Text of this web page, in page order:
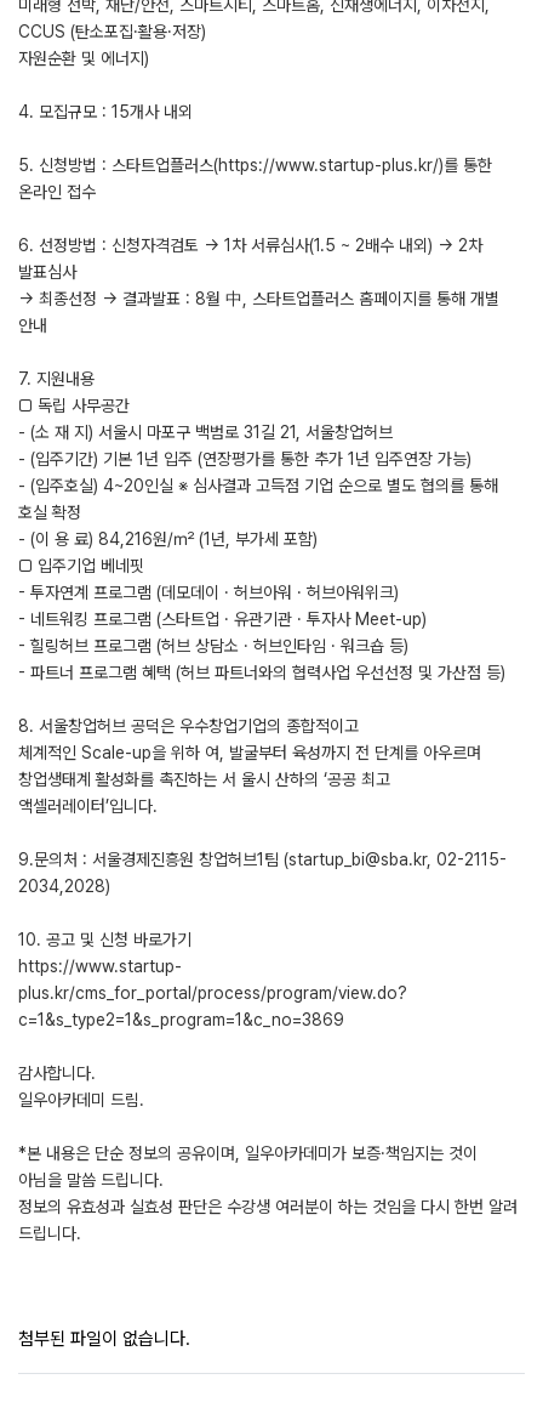
미래형 선박, 재난/안전, 스마트시티, 스마트홈, 신재생에너지, 이차전지,
CCUS (탄소포집·활용·저장)
자원순환 및 에너지)
4. 모집규모 : 15개사 내외
5. 신청방법 : 스타트업플러스(https://www.startup-plus.kr/)를 통한
온라인 접수
6. 선정방법 : 신청자격검토 → 1차 서류심사(1.5 ~ 2배수 내외) → 2차
발표심사
→ 최종선정 → 결과발표 : 8월 中, 스타트업플러스 홈페이지를 통해 개별
안내
7. 지원내용
□ 독립 사무공간
- (소 재 지) 서울시 마포구 백범로 31길 21, 서울창업허브
- (입주기간) 기본 1년 입주 (연장평가를 통한 추가 1년 입주연장 가능)
- (입주호실) 4~20인실 ※ 심사결과 고득점 기업 순으로 별도 협의를 통해
호실 확정
- (이 용 료) 84,216원/㎡ (1년, 부가세 포함)
□ 입주기업 베네핏
- 투자연계 프로그램 (데모데이 · 허브아워 · 허브아워위크)
- 네트워킹 프로그램 (스타트업 · 유관기관 · 투자사 Meet-up)
- 힐링허브 프로그램 (허브 상담소 · 허브인타임 · 워크숍 등)
- 파트너 프로그램 혜택 (허브 파트너와의 협력사업 우선선정 및 가산점 등)
8. 서울창업허브 공덕은 우수창업기업의 종합적이고
체계적인 Scale-up을 위하 여, 발굴부터 육성까지 전 단계를 아우르며
창업생태계 활성화를 촉진하는 서 울시 산하의 ‘공공 최고
액셀러레이터’입니다.
9.문의처 : 서울경제진흥원 창업허브1팀 (startup_bi@sba.kr, 02-2115-
2034,2028)
10. 공고 및 신청 바로가기
https://www.startup-
plus.kr/cms_for_portal/process/program/view.do?
c=1&s_type2=1&s_program=1&c_no=3869
감사합니다.
일우아카데미 드림.
*본 내용은 단순 정보의 공유이며, 일우아카데미가 보증·책임지는 것이
아님을 말씀 드립니다.
정보의 유효성과 실효성 판단은 수강생 여러분이 하는 것임을 다시 한번 알려
드립니다.
첨부된 파일이 없습니다.